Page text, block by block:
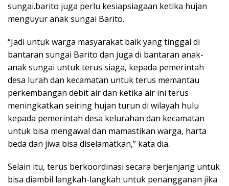
sungai.barito juga perlu kesiapsiagaan ketika hujan
menguyur anak sungai Barito.
“Jadi untuk warga masyarakat baik yang tinggal di
bantaran sungai Barito dan juga di bantaran anak-
anak sungai untuk terus siaga, kepada pemerintah
desa lurah dan kecamatan untuk terus memantau
perkembangan debit air dan ketika air ini terus
meningkatkan seiring hujan turun di wilayah hulu
kepada pemerintah desa kelurahan dan kecamatan
untuk bisa mengawal dan mamastikan warga, harta
beda dan jiwa bisa diselamatkan,” kata dia.
Selain itu, terus berkoordinasi secara berjenjang untuk
bisa diambil langkah-langkah untuk penangganan jika